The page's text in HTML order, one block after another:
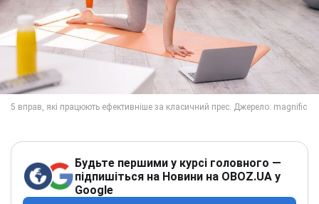
Будьте першими у курсі головного —
підпишіться на Новини на OBOZ.UA у
Google